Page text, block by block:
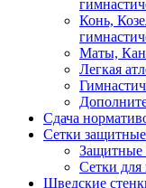
Конь,
Маты,
Легкая
Сдача
Сетки
Защитные
Сетки для
Шведские